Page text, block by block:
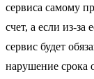
сервиса самому
счет, а если из-за
сервис будет
нарушение срока